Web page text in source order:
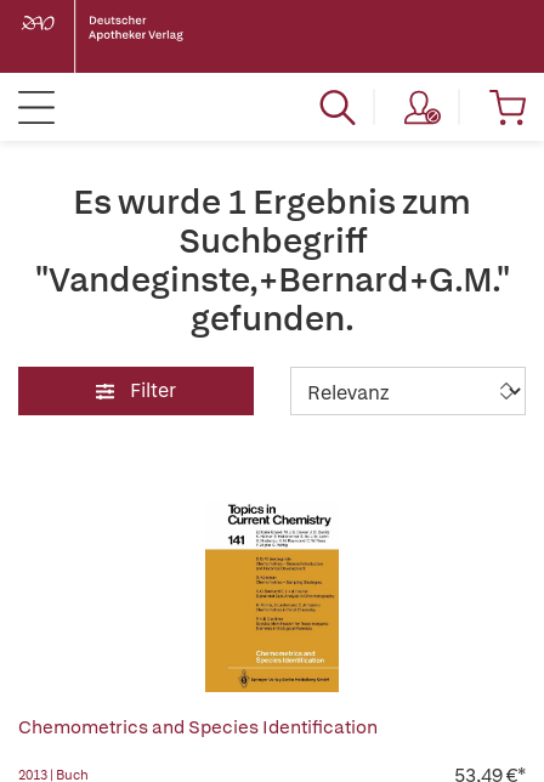
Es wurde 1 Ergebnis zum
Suchbegriff
"Vandeginste,+Bernard+G.M."
gefunden.
Filter
Chemometrics and Species Identification
2013 | Buch 53,49 €*